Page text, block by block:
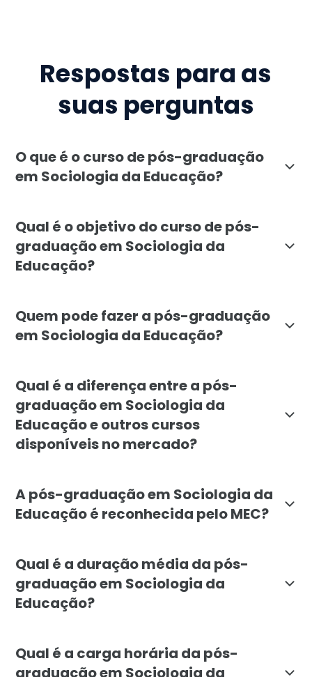
Respostas para as
suas perguntas
O que é o curso de pós-graduação
em Sociologia da Educação?
Qual é o objetivo do curso de pós-
graduação em Sociologia da
Educação?
Quem pode fazer a pós-graduação
em Sociologia da Educação?
Qual é a diferença entre a pós-
graduação em Sociologia da
Educação e outros cursos
disponíveis no mercado?
A pós-graduação em Sociologia da
Educação é reconhecida pelo MEC?
Qual é a duração média da pós-
graduação em Sociologia da
Educação?
Qual é a carga horária da pós-
graduação em Sociologia da